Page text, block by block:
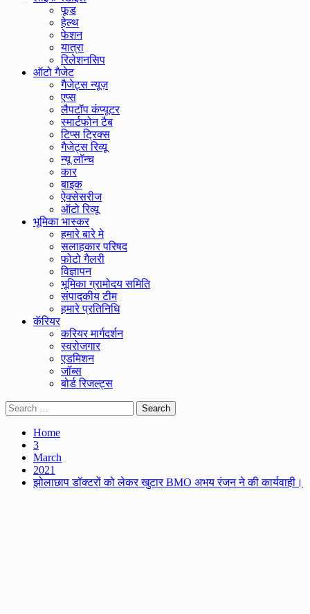
फूड
हेल्थ
फेशन
यात्रा
रिलेशनसिप
ऑटो गैजेट
गैजेट्स न्यूज़
एप्स
लैपटॉप कंप्यूटर
स्मार्टफोन टैब
टिप्स ट्रिक्स
गैजेट्स रिव्यू
न्यू लॉन्च
कार
बाइक
ऐक्सेसरीज
ऑटो रिव्यू
भूमिका भास्कर
हमारे बारे मे
सलाहकार परिषद
फोटो गैलरी
विज्ञापन
भूमिका ग्रामोदय समिति
संपादकीय टीम
हमारे प्रतिनिधि
कॅरियर
करियर मार्गदर्शन
स्वरोजगार
एडमिशन
जॉब्स
बोर्ड रिजल्ट्स
Search
for:
Home
3
March
2021
झोलाछाप डॉक्टरों को लेकर खुटार BMO अभय रंजन ने की कार्यवाही।